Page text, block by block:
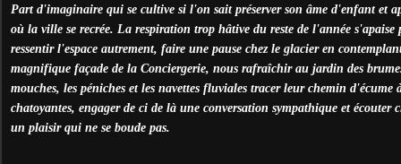
Part d'imaginaire qui se cultive si l'on sait préserver son âme d'enfant et
où la ville se recrée. La respiration trop hâtive du reste de l'année s'apaise
ressentir l'espace autrement, faire une pause chez le glacier en
magnifique façade de la Conciergerie, nous rafraîchir au jardin des
mouches, les péniches et les navettes fluviales tracer leur chemin d'écume
chatoyantes, engager de ci de là une conversation sympathique et écouter
un plaisir qui ne se boude pas.